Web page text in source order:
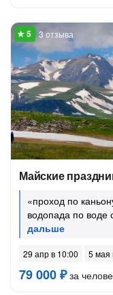
3 отзыва
Майские
«проход по
водопада по воде
29 апр в 10:00 5 мая
79 000 ₽за